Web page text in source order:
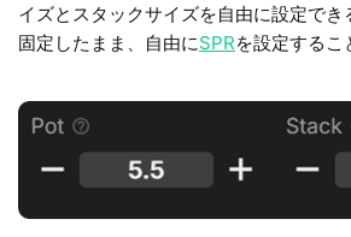
イズとスタックサイズを自由に設定でき
固定したまま、自由にSPRを設定するこ